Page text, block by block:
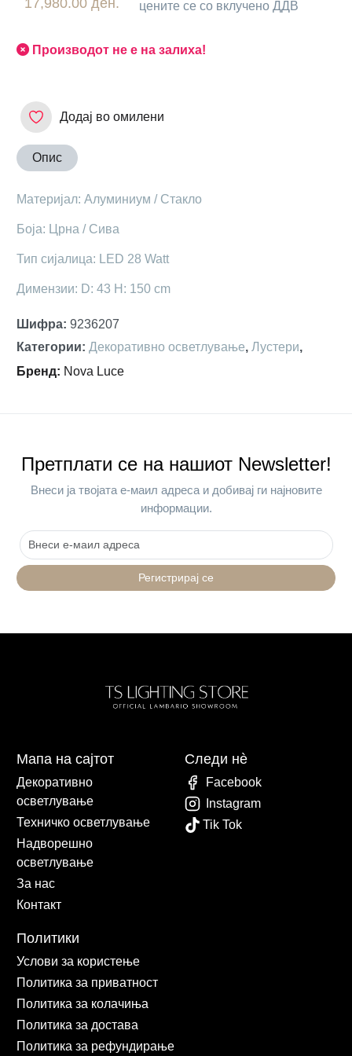
цените се со вклучено ДДВ
Производот не е на залиха!
Додај во омилени
Опис
Материјал: Алуминиум / Стакло
Боја: Црна / Сива
Тип сијалица: LED 28 Watt
Димензии: D: 43 H: 150 cm
Шифра: 9236207
Категории: Декоративно осветлување, Лустери,
Бренд: Nova Luce
Претплати се на нашиот Newsletter!
Внеси ја твојата е-маил адреса и добивај ги најновите
информации.
Регистрирај се
Мапа на сајтот
Декоративно
осветлување
Техничко осветлување
Надворешно
осветлување
За нас
Контакт
Политики
Услови за користење
Политика за приватност
Политика за колачиња
Политика за достава
Политика за рефундирање
Следи нè
Facebook
Instagram
Tik Tok